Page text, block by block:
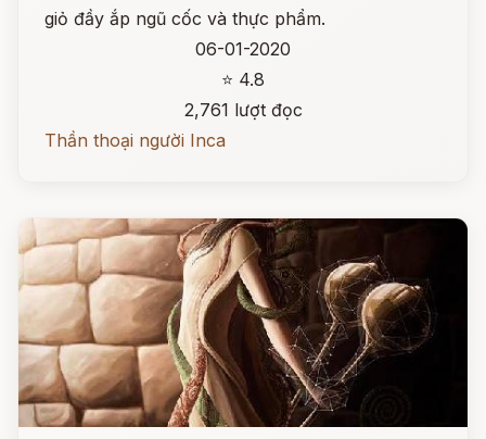
giỏ đầy ắp ngũ cốc và thực phẩm.
06-01-2020
⭐ 4.8
2,761 lượt đọc
Thần thoại người Inca